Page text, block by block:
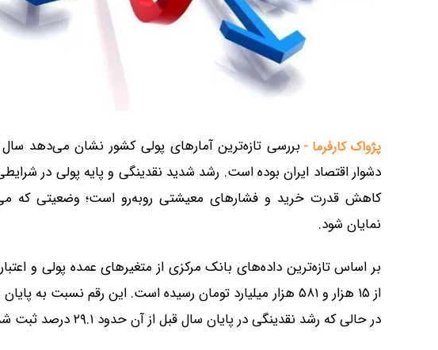
پژواک کارفرما -
دشوار اقتصاد ایران بوده است. رشد شدید نقدینگی و پایه پولی در
کاهش قدرت خرید و فشارهای معیشتی روبه‌رو است؛ وضعیتی که
نمایان شود.
در حالی که رشد نقدینگی در پایان سال قبل از آن حدود ۲۹.۱ درصد ثبت شده بود.